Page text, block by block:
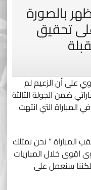
بالصورة
تحقيق
على أن الزعيم لم
ضمن الجولة الثالثة
التي انتهت
” نحن نمتلك
اقوى خلال المباريات
سنعمل على